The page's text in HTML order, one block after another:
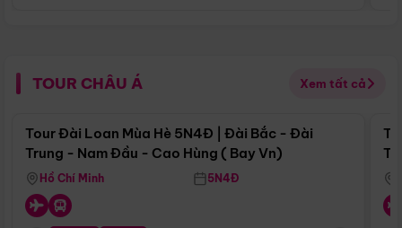
TOUR CHÂU Á Xem tất cả
Điểm nổi bật
Tour Đài Loan Mùa Hè 5N4Đ | Đài Bắc - Đài
Trung - Nam Đầu - Cao Hùng ( Bay Vn)
Hồ Chí Minh 5N4Đ